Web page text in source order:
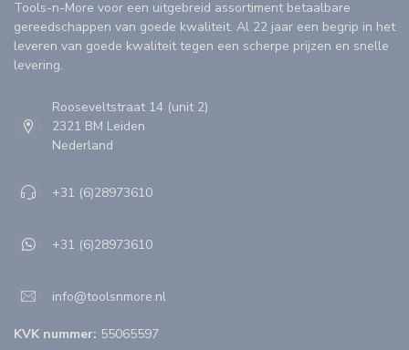
Tools-n-More voor een uitgebreid assortiment betaalbare
gereedschappen van goede kwaliteit. Al 22 jaar een begrip in het
leveren van goede kwaliteit tegen een scherpe prijzen en snelle
levering.
Rooseveltstraat 14 (unit 2)
2321 BM Leiden
Nederland
+31 (6)28973610
+31 (6)28973610
info@toolsnmore.nl
KVK nummer: 55065597